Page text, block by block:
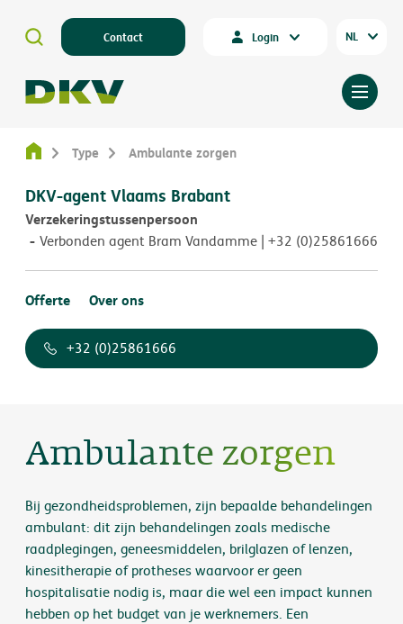
Contact Login NL
DKV-agent Vlaams Brabant
Verzekeringstussenpersoon
Verbonden agent Bram Vandamme | +32 (0)25861666
Offerte Over ons
+32 (0)25861666
Ambulante zorgen
Bij gezondheidsproblemen, zijn bepaalde behandelingen
ambulant: dit zijn behandelingen zoals medische
raadplegingen, geneesmiddelen, brilglazen of lenzen,
kinesitherapie of protheses waarvoor er geen
hospitalisatie nodig is, maar die wel een impact kunnen
hebben op het budget van je werknemers. Een
Type Ambulante zorgen